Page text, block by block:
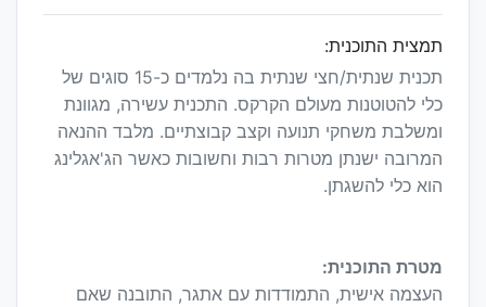
תמצית התוכנית:
תכנית שנתית/חצי שנתית בה נלמדים כ-15 סוגים של
כלי להטוטנות מעולם הקרקס. התכנית עשירה, מגוונת
ומשלבת משחקי תנועה וקצב קבוצתיים. מלבד ההנאה
המרובה ישנתן מטרות רבות וחשובות כאשר הג'אגלינג
הוא כלי להשגתן.
מטרת התוכנית:
העצמה אישית, התמודדות עם אתגר, התובנה שאם